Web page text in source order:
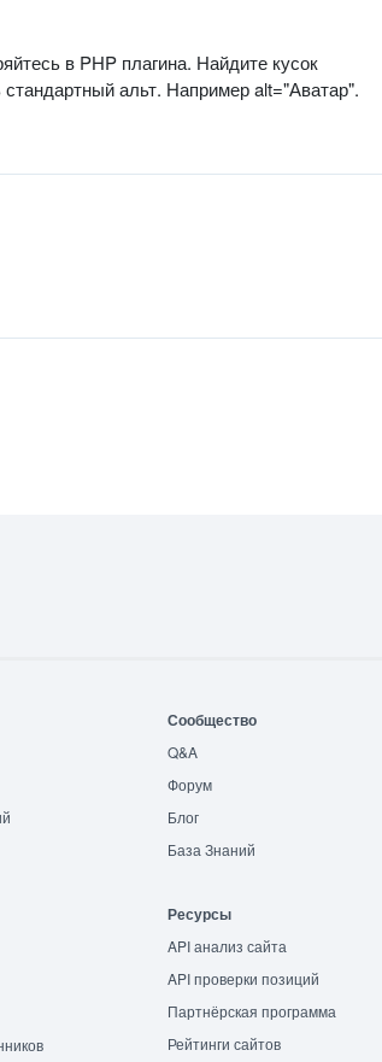
в PHP плагина. Найдите кусок
альт. Например alt="Аватар".
Сообщество
Q&A
Форум
Блог
База Знаний
Ресурсы
API анализ сайта
API проверки позиций
Партнёрская программа
Рейтинги сайтов